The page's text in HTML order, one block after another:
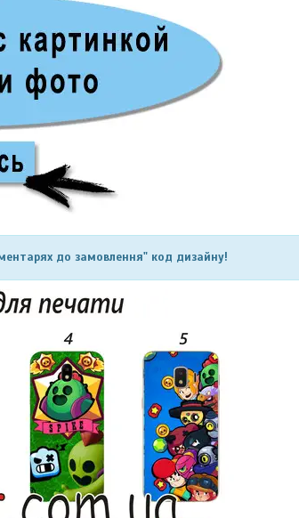
до замовлення" код дизайну!